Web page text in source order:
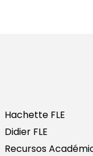
Hachette FLE
Didier FLE
Recursos